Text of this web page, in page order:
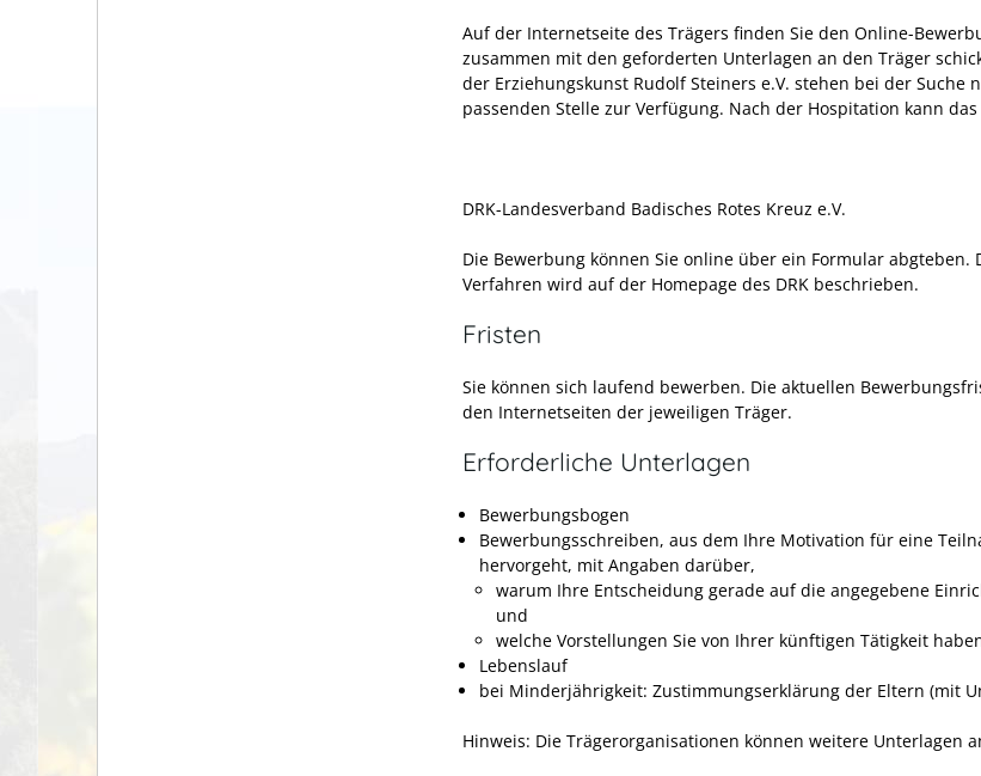
Auf der Internetseite des Trägers finden Sie den Online-
zusammen mit den geforderten Unterlagen an den Träger
der Erziehungskunst Rudolf Steiners e.V. stehen bei der Suche
passenden Stelle zur Verfügung. Nach der Hospitation kann das
DRK-Landesverband Badisches Rotes Kreuz e.V.
Die Bewerbung können Sie online über ein Formular abgteben.
Verfahren wird auf der Homepage des DRK beschrieben.
Fristen
Sie können sich laufend bewerben. Die aktuellen
den Internetseiten der jeweiligen Träger.
Erforderliche Unterlagen
Bewerbungsbogen
Bewerbungsschreiben, aus dem Ihre Motivation für eine
hervorgeht, mit Angaben darüber,
warum Ihre Entscheidung gerade auf die angegebene
und
welche Vorstellungen Sie von Ihrer künftigen Tätigkeit
Lebenslauf
bei Minderjährigkeit: Zustimmungserklärung der Eltern (mit
Hinweis: Die Trägerorganisationen können weitere Unterlagen